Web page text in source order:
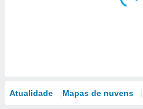
Atualidade Mapas de nuvens